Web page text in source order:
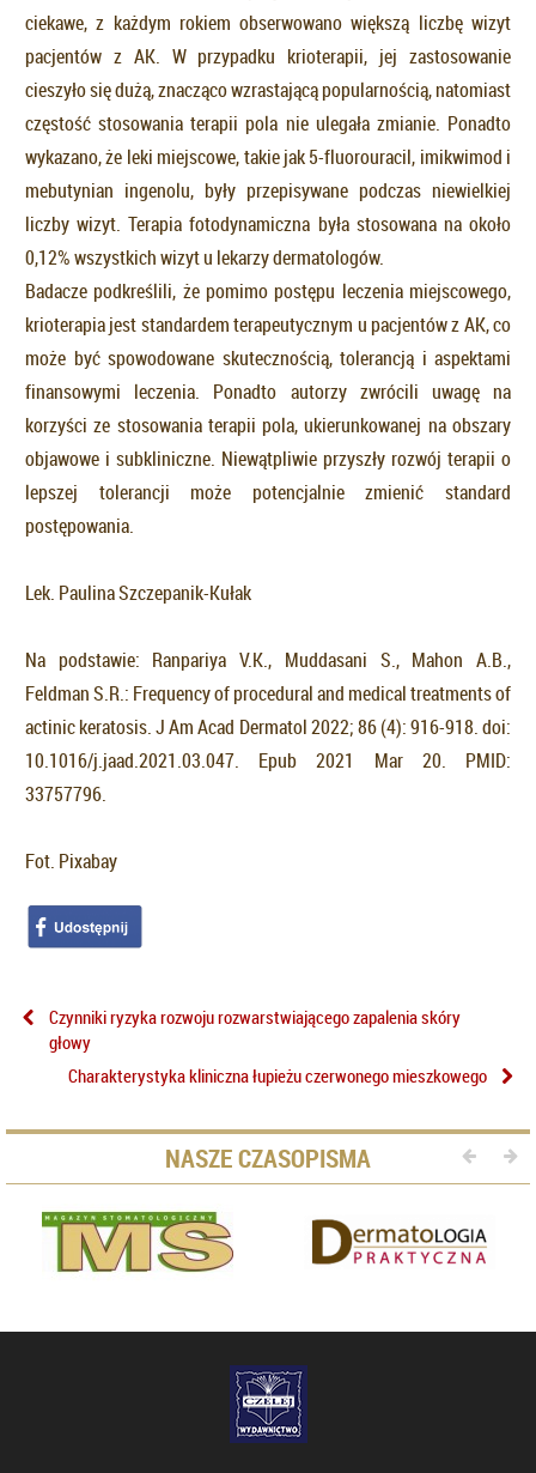
ciekawe, z każdym rokiem obserwowano większą liczbę wizyt
pacjentów z AK. W przypadku krioterapii, jej zastosowanie
cieszyło się dużą, znacząco wzrastającą popularnością, natomiast
częstość stosowania terapii pola nie ulegała zmianie. Ponadto
wykazano, że leki miejscowe, takie jak 5-fluorouracil, imikwimod i
mebutynian ingenolu, były przepisywane podczas niewielkiej
liczby wizyt. Terapia fotodynamiczna była stosowana na około
0,12% wszystkich wizyt u lekarzy dermatologów.
Badacze podkreślili, że pomimo postępu leczenia miejscowego,
krioterapia jest standardem terapeutycznym u pacjentów z AK, co
może być spowodowane skutecznością, tolerancją i aspektami
finansowymi leczenia. Ponadto autorzy zwrócili uwagę na
korzyści ze stosowania terapii pola, ukierunkowanej na obszary
objawowe i subkliniczne. Niewątpliwie przyszły rozwój terapii o
lepszej tolerancji może potencjalnie zmienić standard
postępowania.
Lek. Paulina Szczepanik-Kułak
Na podstawie: Ranpariya V.K., Muddasani S., Mahon A.B.,
Feldman S.R.: Frequency of procedural and medical treatments of
actinic keratosis. J Am Acad Dermatol 2022; 86 (4): 916-918. doi:
10.1016/j.jaad.2021.03.047. Epub 2021 Mar 20. PMID:
33757796.
Fot. Pixabay
Czynniki ryzyka rozwoju rozwarstwiającego zapalenia skóry
głowy
Charakterystyka kliniczna łupieżu czerwonego mieszkowego
NASZE CZASOPISMA